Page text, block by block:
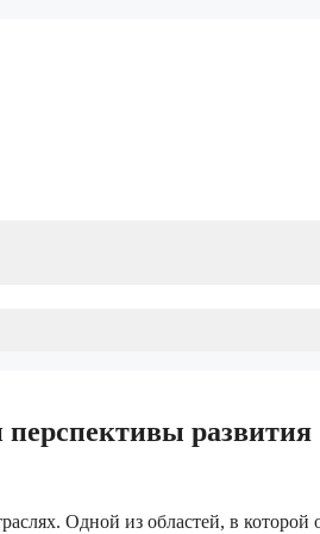
развития
Одной из областей, в которой